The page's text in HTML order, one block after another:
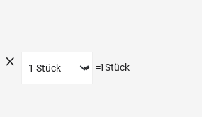
Gib den gewünschten
=1Stück